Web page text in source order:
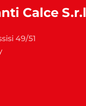
Calce S.r.l
49/51